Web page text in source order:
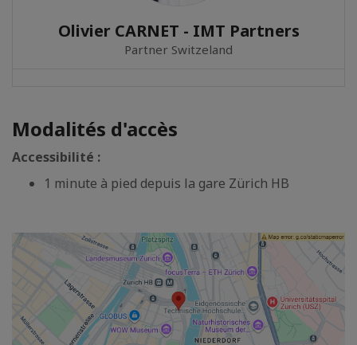
Olivier CARNET - IMT Partners
Partner Switzeland
Modalités d'accès
Accessibilité :
1 minute à pied depuis la gare Zürich HB